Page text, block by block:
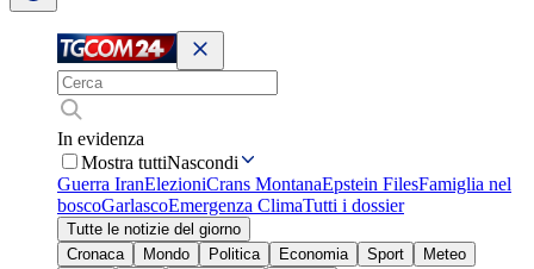
In evidenza
Mostra tuttiNascondi
Guerra IranElezioniCrans MontanaEpstein FilesFamiglia nel
boscoGarlascoEmergenza ClimaTutti i dossier
Tutte le notizie del giorno
Cronaca
Mondo Politica Economia Sport
Meteo